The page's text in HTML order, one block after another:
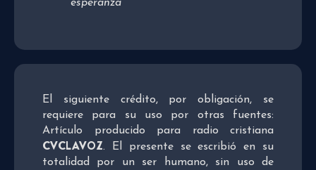
esperanza
El siguiente crédito, por obligación, se
requiere para su uso por otras fuentes:
Artículo producido para radio cristiana
CVCLAVOZ. El presente se escribió en su
totalidad por un ser humano, sin uso de